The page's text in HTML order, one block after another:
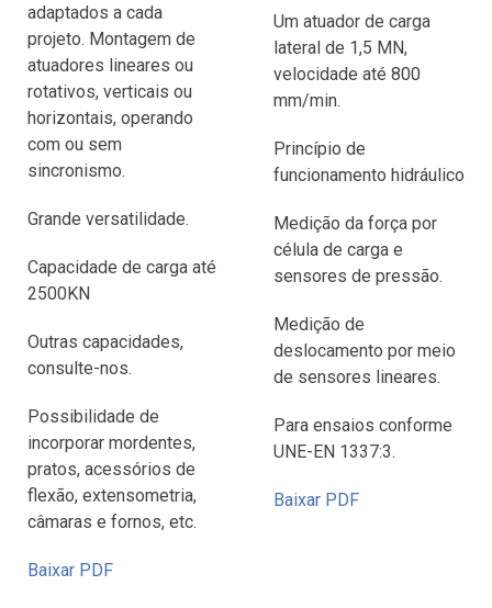
adaptados a cada
projeto. Montagem de
atuadores lineares ou
rotativos, verticais ou
horizontais, operando
com ou sem
sincronismo.
Grande versatilidade.
Capacidade de carga até
2500KN
Outras capacidades,
consulte-nos.
Possibilidade de
incorporar mordentes,
pratos, acessórios de
flexão, extensometria,
câmaras e fornos, etc.
Baixar PDF
Um atuador de carga
lateral de 1,5 MN,
velocidade até 800
mm/min.
Princípio de
funcionamento hidráulico
Medição da força por
célula de carga e
sensores de pressão.
Medição de
deslocamento por meio
de sensores lineares.
Para ensaios conforme
UNE-EN 1337:3.
Baixar PDF